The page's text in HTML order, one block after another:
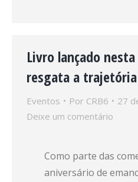
Livro lançado
resgata a
Eventos Por CRB6
27
Deixe um comentário
Como parte das
aniversário de